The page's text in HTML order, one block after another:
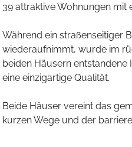
39 attraktive Wohnungen mit
Während ein straßenseitiger
wiederaufnimmt, wurde im
beiden Häusern
eine einzigartige Qualität.
Beide Häuser vereint das
kurzen Wege und der